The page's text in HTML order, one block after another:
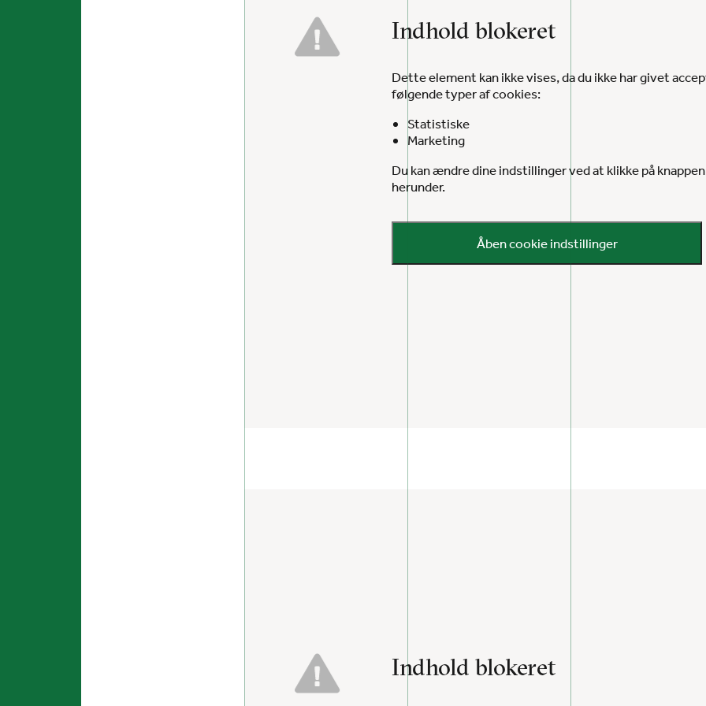
Indhold blokeret
Dette element kan ikke vises, da du ikke har givet
følgende typer af cookies:
Statistiske
Marketing
Du kan ændre dine indstillinger ved at klikke på knappen
herunder.
Åben cookie indstillinger
Indhold blokeret